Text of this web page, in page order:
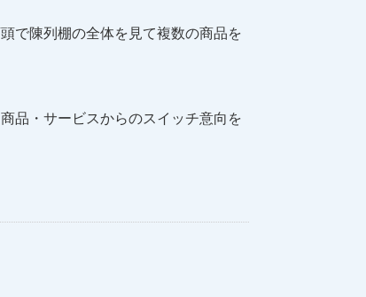
で陳列棚の全体を見て複数の商品を
品・サービスからのスイッチ意向を